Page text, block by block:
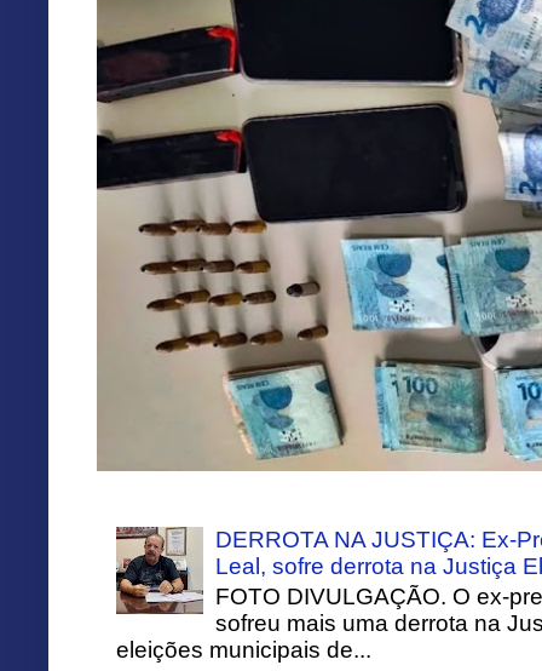
DERROTA NA JUSTIÇA: Ex-
Leal, sofre derrota na Justiça
FOTO DIVULGAÇÃO. O ex-
sofreu mais uma derrota na
eleições municipais de...